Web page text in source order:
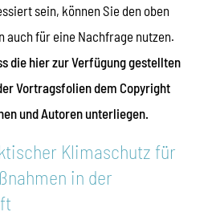
sein, können Sie den oben
auch für eine Nachfrage nutzen.
die hier zur Verfügung gestellten
Vortragsfolien dem Copyright
und Autoren unterliegen.
Klimaschutz für
in der